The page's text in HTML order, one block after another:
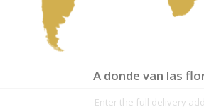
A donde van las